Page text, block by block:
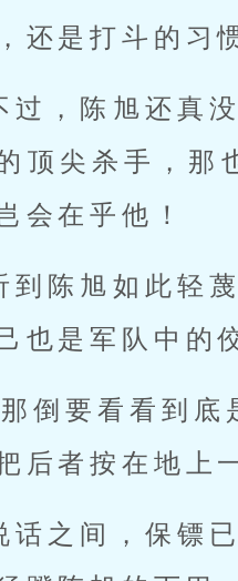
还是打斗的习
过，陈旭还真
顶尖杀手，那
会在乎他！
到陈旭如此轻
也是军队中的
倒要看看到底
后者按在地上
话之间，保镖